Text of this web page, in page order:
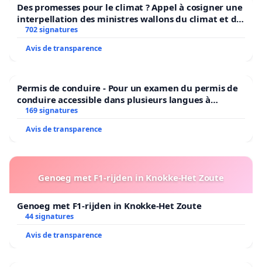
Des promesses pour le climat ? Appel à cosigner une
interpellation des ministres wallons du climat et de
l’environnement.
702 signatures
Avis de transparence
Permis de conduire - Pour un examen du permis de
conduire accessible dans plusieurs langues à
Bruxelles
169 signatures
Avis de transparence
Genoeg met F1-rijden in Knokke-Het Zoute
Genoeg met F1-rijden in Knokke-Het Zoute
44 signatures
Avis de transparence